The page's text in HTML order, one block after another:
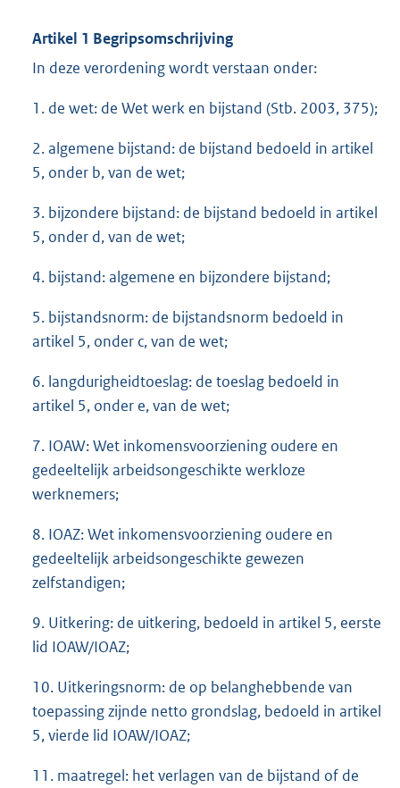
Artikel 1 Begripsomschrijving
In deze verordening wordt verstaan onder:
1. de wet: de Wet werk en bijstand (Stb. 2003, 375);
2. algemene bijstand: de bijstand bedoeld in artikel
5, onder b, van de wet;
3. bijzondere bijstand: de bijstand bedoeld in artikel
5, onder d, van de wet;
4. bijstand: algemene en bijzondere bijstand;
5. bijstandsnorm: de bijstandsnorm bedoeld in
artikel 5, onder c, van de wet;
6. langdurigheidtoeslag: de toeslag bedoeld in
artikel 5, onder e, van de wet;
7. IOAW: Wet inkomensvoorziening oudere en
gedeeltelijk arbeidsongeschikte werkloze
werknemers;
8. IOAZ: Wet inkomensvoorziening oudere en
gedeeltelijk arbeidsongeschikte gewezen
zelfstandigen;
9. Uitkering: de uitkering, bedoeld in artikel 5, eerste
lid IOAW/IOAZ;
10. Uitkeringsnorm: de op belanghebbende van
toepassing zijnde netto grondslag, bedoeld in artikel
5, vierde lid IOAW/IOAZ;
11. maatregel: het verlagen van de bijstand of de